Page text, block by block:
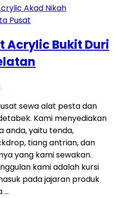
Acrylic Bukit Duri
sewa alat pesta dan
Kami menyediakan
anda, yaitu tenda,
tiang antrian, dan
yang kami sewakan.
kami adalah kursi
pada jajaran produk
…